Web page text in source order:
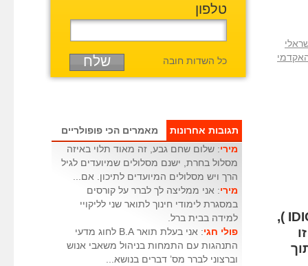
התלמידים ילמדו להכיר את הניבים (IDIOMATIC LANGUAGE ),
טלפון
כל השדות חובה
תגובות אחרונות
מאמרים הכי פופולריים
מירי: שלום שחם גבע, זה מאוד תלוי באיזה
מסלול בחרת, ישנם מסלולים שמיועדים לגיל
הרך ויש מסלולים המיועדים לתיכון. אם...
מירי: אני ממליצה לך לברר על קורסים
במסגרת לימודי חינוך לתואר שני לליקויי
למידה בבית ברל.
פולי חגי
: אני בעלת תואר B.A לחוג מדעי
התנהגות עם התמחות בניהול משאבי אנוש
וברצוני לברר מס’ דברים בנושא...